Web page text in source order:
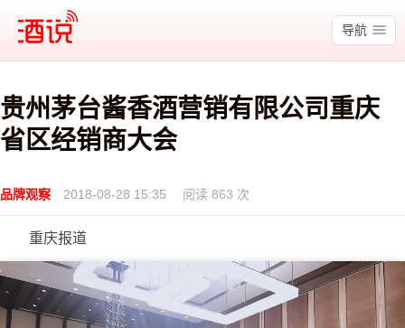
酒说
导航
贵州茅台酱香酒营销有限公司重庆
省区经销商大会
品牌观察 2018-08-28 15:35 阅读 863 次
重庆报道